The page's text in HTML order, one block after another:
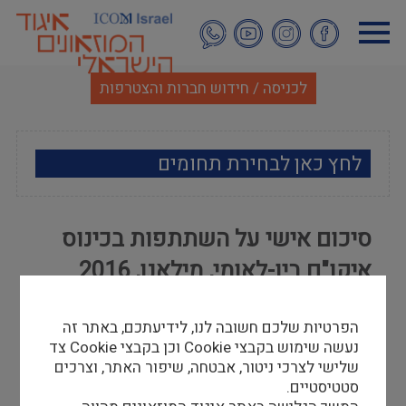
לתוכן
העיקרי
לכניסה / חידוש חברות והצטרפות
לחץ כאן לבחירת תחומים
אמנות
מוזאולוגיה כללי
היסטוריה ומורשת
סיכום אישי על השתתפות בכינוס
איקו"ם בין-לאומי, מילאנו, 2016
17/08/16
כינוס איקו"ם בין-לאומי מתקיים אחת לשלוש שנים,
מפגיש בין חברי איגודי המוזאונים מכל העולם
הפרטיות שלכם חשובה לנו, לידיעתכם, באתר זה
נעשה שימוש בקבצי Cookie וכן בקבצי Cookie צד
שלישי לצרכי ניטור, אבטחה, שיפור האתר, וצרכים
סטטיסטיים.